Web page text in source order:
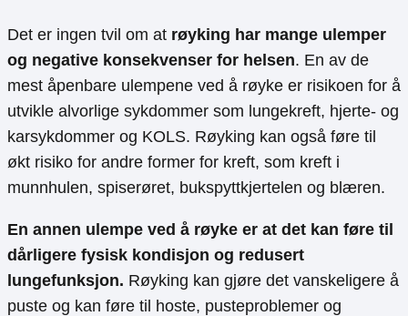
Det er ingen tvil om at røyking har mange ulemper
og negative konsekvenser for helsen. En av de
mest åpenbare ulempene ved å røyke er risikoen for å
utvikle alvorlige sykdommer som lungekreft, hjerte- og
karsykdommer og KOLS. Røyking kan også føre til
økt risiko for andre former for kreft, som kreft i
munnhulen, spiserøret, bukspyttkjertelen og blæren.
En annen ulempe ved å røyke er at det kan føre til
dårligere fysisk kondisjon og redusert
lungefunksjon. Røyking kan gjøre det vanskeligere å
puste og kan føre til hoste, pusteproblemer og